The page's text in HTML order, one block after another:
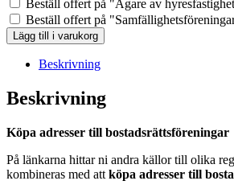
Beställ offert på "Ägare av
Beställ offert på
BRF-
registret
88
st)
Lägg till i varukorg
Beskrivning
Beskrivning
Köpa adresser till bostadsrättsföreningar
På länkarna hittar ni andra källor till olika
kombineras med att köpa adresser till